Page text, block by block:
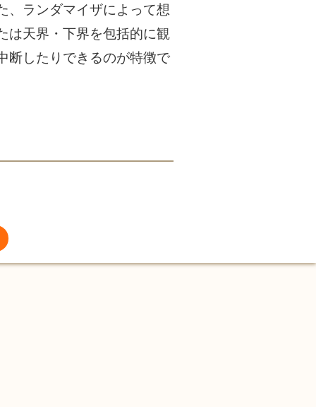
、ランダマイザによって想
は天界・下界を包括的に観
断したりできるのが特徴で